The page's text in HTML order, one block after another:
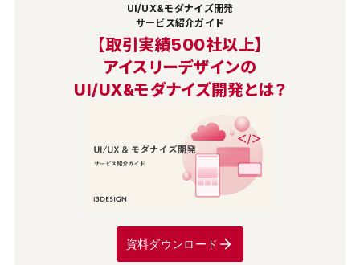
UI/UX&モダナイズ開発
サービス紹介ガイド
【取引実績500社以上】
アイスリーデザインの
UI/UX&モダナイズ開発とは？
資料ダウンロード